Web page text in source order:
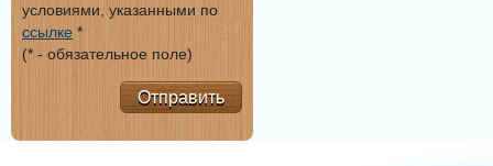
условиями, указанными по
ссылке *
(* - обязательное поле)
Отправить